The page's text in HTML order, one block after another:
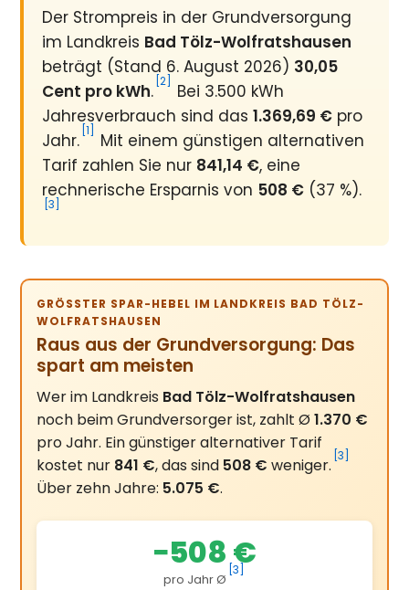
Der Strompreis in der Grundversorgung
im Landkreis Bad Tölz-Wolfratshausen
beträgt (Stand 6. August 2026) 30,05
Cent pro kWh. [2]
Bei 3.500 kWh
Jahresverbrauch sind das1.369,69 € pro
Jahr. [1]
Mit einem günstigen alternativen
Tarif zahlen Sie nur 841,14 €, eine
rechnerische Ersparnis von 508 € (37 %).
[3]
GRÖSSTER SPAR-HEBEL IM LANDKREIS BAD TÖLZ-W
OLFRATSHAUSEN
Raus aus der Grundversorgung: Das
spart am meisten
Wer im Landkreis Bad Tölz-Wolfratshausen
noch beim Grundversorger ist, zahlt Ø1.370 €
pro Jahr. Ein günstiger alternativer Tarif
kostet nur 841 €, das sind 508 € weniger. [3]
Über zehn Jahre: 5.075 €.
−508 €
pro Jahr Ø
[3]